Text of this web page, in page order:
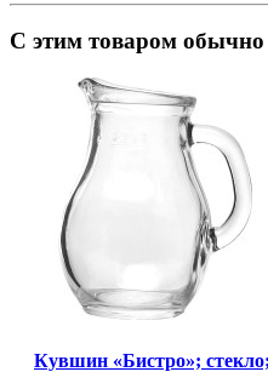
С этим товаром
Кувшин «Бистро»;